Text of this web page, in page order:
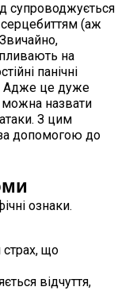
супроводжується
(аж
на
панічні
Адже це дуже
можна назвати
З цим
допомогою до
ознаки.
що
відчуття,